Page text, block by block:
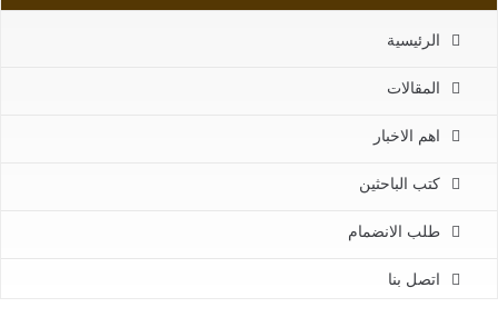
الرئيسية
المقالات
اهم الاخبار
كتب الباحثين
طلب الانضمام
اتصل بنا